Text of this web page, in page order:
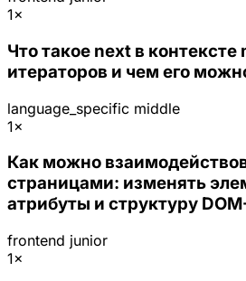
1×
Что такое next в
итераторов и чем его
language_specific middle
1×
Как можно
страницами: изменять
атрибуты и структуру
frontend junior
1×